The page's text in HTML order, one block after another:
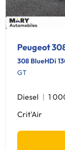
Peugeot
308 BlueHDi
GT
Diesel 1
Crit'Air